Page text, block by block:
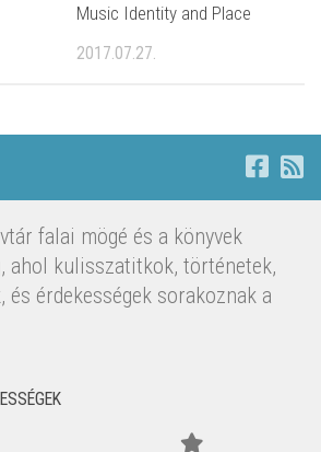
Music Identity and Place
2017.07.27.
falai mögé és a könyvek
ahol kulisszatitkok, történetek,
és érdekességek sorakoznak a